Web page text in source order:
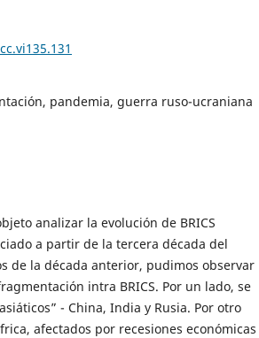
pandemia, guerra ruso-ucraniana
analizar la evolución de BRICS
a partir de la tercera década del
de la década anterior, pudimos observar
intra BRICS. Por un lado, se
- China, India y Rusia. Por otro
afectados por recesiones económicas